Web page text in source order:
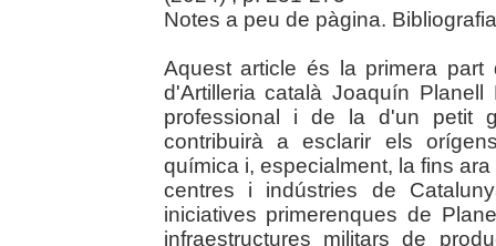
Notes a peu de pàgina.
Aquest article és la primera
d'Artilleria català Joaquín
professional i de la d'un petit
contribuirà a esclarir els
química i, especialment, la fins
centres i indústries de
iniciatives primerenques de
infraestructures militars de